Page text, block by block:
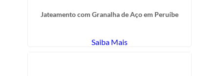
Jateamento com Granalha de Aço em Peruíbe
Saiba Mais